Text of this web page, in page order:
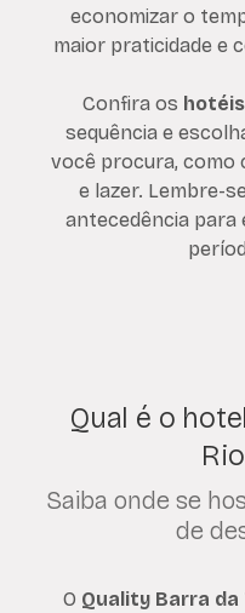
economizar o
maior praticidade e
Confira os
sequência e
você procura, como
e lazer. Lembre-
antecedência para
Qual é o
Saiba onde se
de
O Quality Barra da